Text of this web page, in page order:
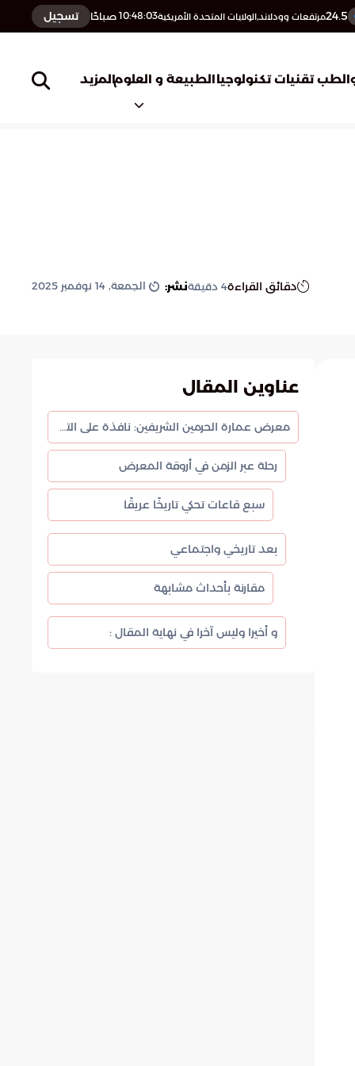
24.5مرتفعات وودلاند,الولايات المتحدة الأمريكية10:48:04 صباحًا تسجيل
تقنيات تكنولوجياالطبيعة و العلومالمزيد
دقائق القراءة4 دقيقةنشر: الجمعة, 14 نوفمبر 2025
عناوين المقال
معرض عمارة الحرمين الشريفين: نافذة على التاريخ الإسلامي العريق
رحلة عبر الزمن في أروقة المعرض
سبع قاعات تحكي تاريخًا عريقًا
بعد تاريخي واجتماعي
مقارنة بأحداث مشابهة
و أخيرا وليس آخرا في نهاية المقال :